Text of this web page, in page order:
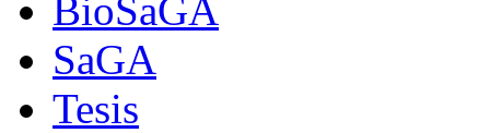
BioSaGA
SaGA
Tesis